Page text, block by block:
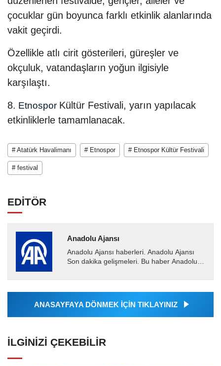
çocuklar gün boyunca farklı etkinlik alanlarında
vakit geçirdi.
Özellikle atlı cirit gösterileri, güreşler ve
okçuluk, vatandaşların yoğun ilgisiyle
karşılaştı.
8. Etnospor Kültür Festivali, yarın yapılacak
etkinliklerle tamamlanacak.
# Atatürk Havalimanı # Etnospor # Etnospor Kültür Festivali
# festival
EDİTÖR
Anadolu Ajansı
Anadolu Ajansı haberleri. Anadolu Ajansı
Son dakika gelişmeleri. Bu haber Anadolu
Ajansı tarafından...
ANASAYFAYA DÖNMEK İÇİN TIKLAYINIZ
İLGINIZI ÇEKEBILIR